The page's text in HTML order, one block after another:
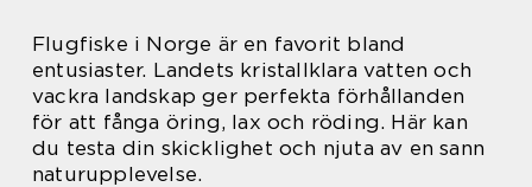
Flugfiske i Norge är en favorit bland
entusiaster. Landets kristallklara vatten och
vackra landskap ger perfekta förhållanden
för att fånga öring, lax och röding. Här kan
du testa din skicklighet och njuta av en sann
naturupplevelse.